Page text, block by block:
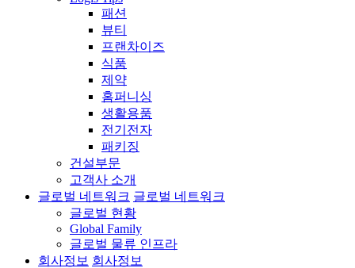
패션
뷰티
프랜차이즈
식품
제약
홈퍼니싱
생활용품
전기전자
패키징
건설부문
고객사 소개
글로벌 네트워크 글로벌 네트워크
글로벌 현황
Global Family
글로벌 물류 인프라
회사정보 회사정보